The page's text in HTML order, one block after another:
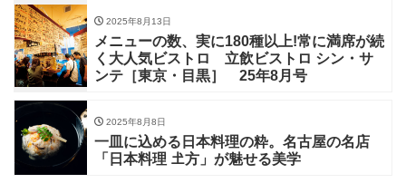
2025年8月13日
メニューの数、実に180種以上!常に満席が続
く大人気ビストロ 立飲ビストロ シン・サ
ンテ［東京・目黒］ 25年8月号
2025年8月8日
一皿に込める日本料理の粋。名古屋の名店
「日本料理 𡈽方」が魅せる美学